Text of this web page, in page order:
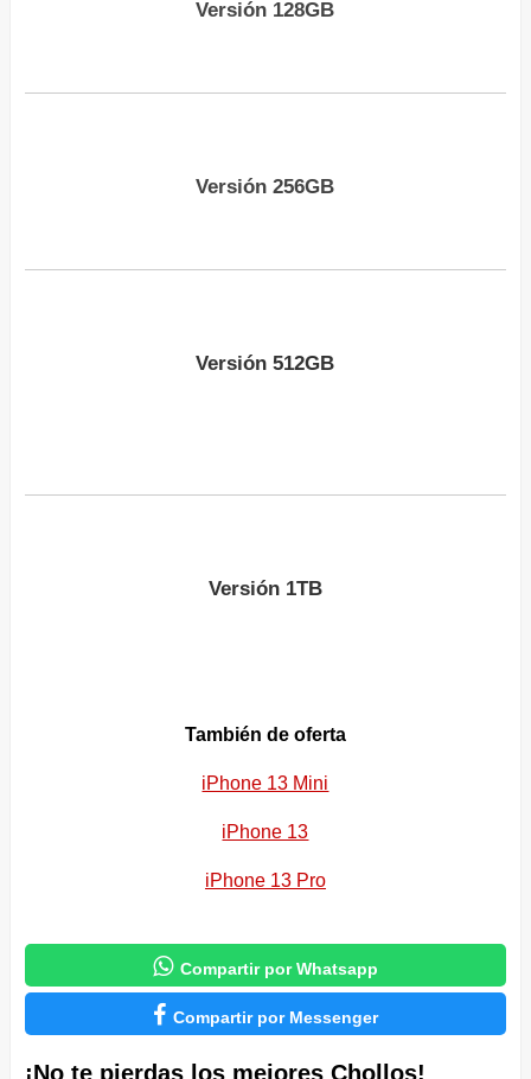
Versión 128GB
Versión 256GB
Versión 512GB
Versión 1TB
También de oferta
iPhone 13 Mini
iPhone 13
iPhone 13 Pro
 Compartir por Whatsapp
 Compartir por Messenger
¡No te pierdas los mejores Chollos!